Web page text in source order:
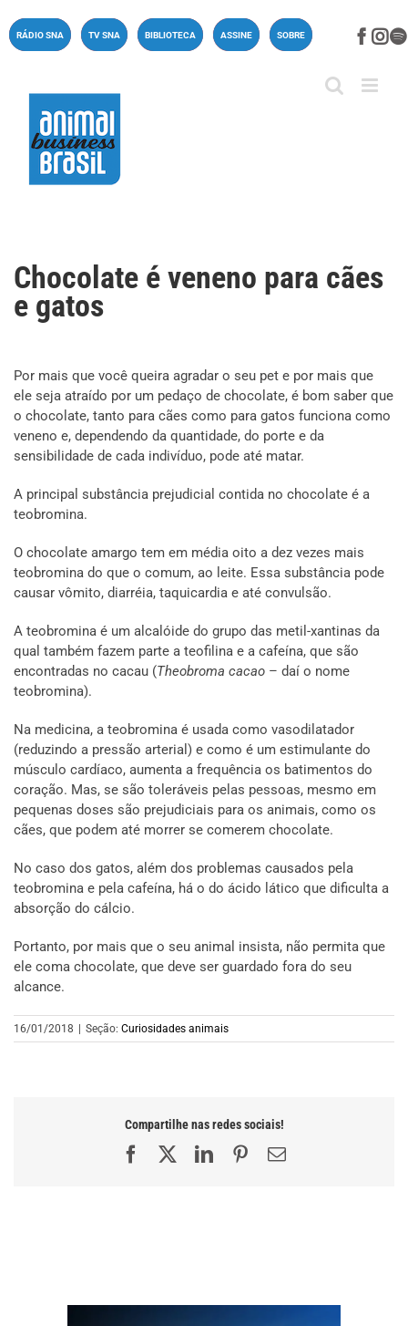
paraRÁDIO SNA TV SNA BIBLIOTECA ASSINE SOBRE
Chocolate é veneno para cães
e gatos
Por mais que você queira agradar o seu pet e por mais que
ele seja atraído por um pedaço de chocolate, é bom saber que
o chocolate, tanto para cães como para gatos funciona como
veneno e, dependendo da quantidade, do porte e da
sensibilidade de cada indivíduo, pode até matar.
A principal substância prejudicial contida no chocolate é a
teobromina.
O chocolate amargo tem em média oito a dez vezes mais
teobromina do que o comum, ao leite. Essa substância pode
causar vômito, diarréia, taquicardia e até convulsão.
A teobromina é um alcalóide do grupo das metil-xantinas da
qual também fazem parte a teofilina e a cafeína, que são
encontradas no cacau (Theobroma cacao – daí o nome
teobromina).
Na medicina, a teobromina é usada como vasodilatador
(reduzindo a pressão arterial) e como é um estimulante do
músculo cardíaco, aumenta a frequência os batimentos do
coração. Mas, se são toleráveis pelas pessoas, mesmo em
pequenas doses são prejudiciais para os animais, como os
cães, que podem até morrer se comerem chocolate.
No caso dos gatos, além dos problemas causados pela
teobromina e pela cafeína, há o do ácido lático que dificulta a
absorção do cálcio.
Portanto, por mais que o seu animal insista, não permita que
ele coma chocolate, que deve ser guardado fora do seu
alcance.
16/01/2018 Seção: Curiosidades animais
Compartilhe nas redes sociais!
FacebookLinkedInPinterest
E-